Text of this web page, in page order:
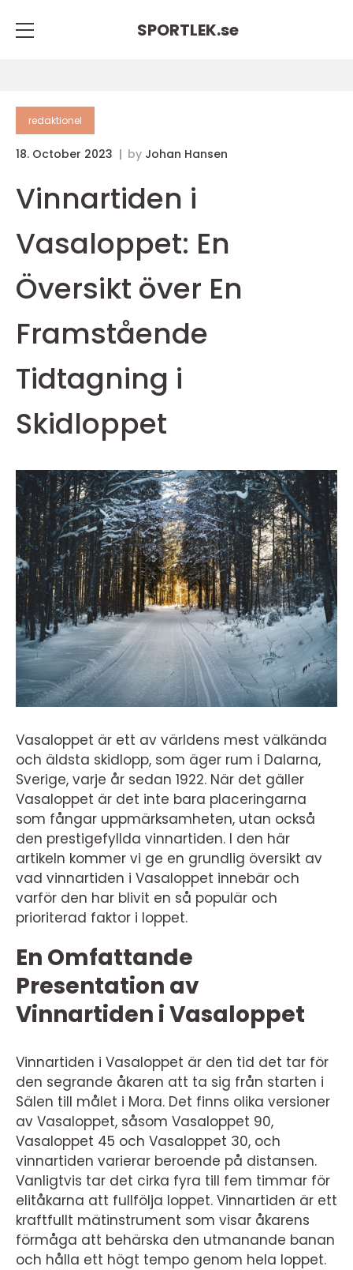
SPORTLEK.se
redaktionel
18. October 2023 by Johan Hansen
Vinnartiden i
Vasaloppet: En
Översikt över En
Framstående
Tidtagning i
Skidloppet
Vasaloppet är ett av världens mest välkända
och äldsta skidlopp, som äger rum i Dalarna,
Sverige, varje år sedan 1922. När det gäller
Vasaloppet är det inte bara placeringarna
som fångar uppmärksamheten, utan också
den prestigefyllda vinnartiden. I den här
artikeln kommer vi ge en grundlig översikt av
vad vinnartiden i Vasaloppet innebär och
varför den har blivit en så populär och
prioriterad faktor i loppet.
En Omfattande
Presentation av
Vinnartiden i Vasaloppet
Vinnartiden i Vasaloppet är den tid det tar för
den segrande åkaren att ta sig från starten i
Sälen till målet i Mora. Det finns olika versioner
av Vasaloppet, såsom Vasaloppet 90,
Vasaloppet 45 och Vasaloppet 30, och
vinnartiden varierar beroende på distansen.
Vanligtvis tar det cirka fyra till fem timmar för
elitåkarna att fullfölja loppet. Vinnartiden är ett
kraftfullt mätinstrument som visar åkarens
förmåga att behärska den utmanande banan
och hålla ett högt tempo genom hela loppet.